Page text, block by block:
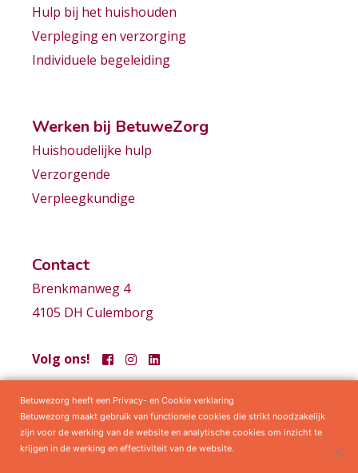
Hulp bij het huishouden
Verpleging en verzorging
Individuele begeleiding
Werken bij BetuweZorg
Huishoudelijke hulp
Verzorgende
Verpleegkundige
Contact
Brenkmanweg 4
4105 DH Culemborg
Volg ons!
Samenwerkingen Privacy statement Algemene voorwaarden
Betuwezorg heeft een Privacy- en Cookie verklaring
Betuwezorg maakt gebruik van functionele cookies die strikt noodzakelijk
zijn voor de werking van de website en analytische cookies om inzicht te
krijgen in de werking en effectiviteit van de website.